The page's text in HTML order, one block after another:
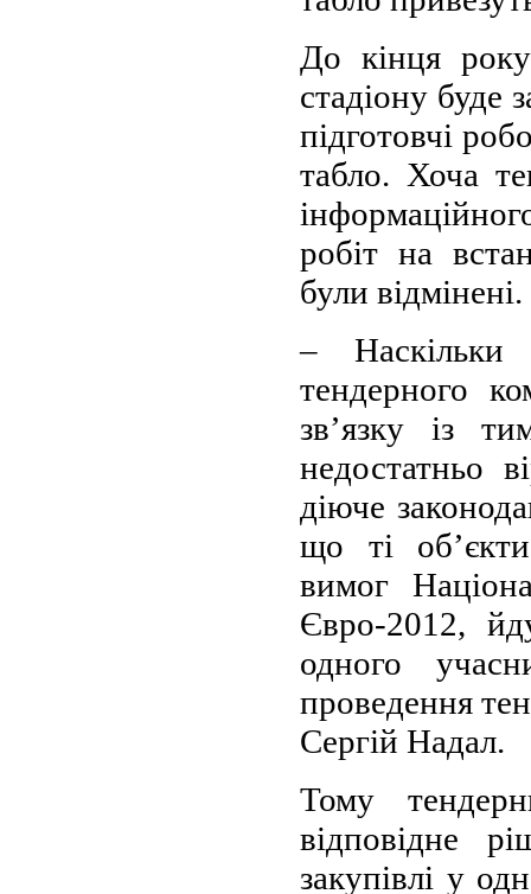
До кінця року
стадіону буде
підготовчі
табло. Хоча
робіт на
були відмінені.
– Наскільки
тендерного
зв’язку із
недостатньо
діюче
що ті
вимог
Євро-2012,
одного
проведення
Сергій Надал.
Тому
відповідне
закупівлі у